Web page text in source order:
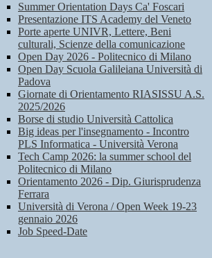
Summer Orientation Days Ca' Foscari
Presentazione ITS Academy del Veneto
Porte aperte UNIVR, Lettere, Beni
culturali, Scienze della comunicazione
Open Day 2026 - Politecnico di Milano
Open Day Scuola Galileiana Università di
Padova
Giornate di Orientamento RIASISSU A.S.
2025/2026
Borse di studio Università Cattolica
Big ideas per l'insegnamento - Incontro
PLS Informatica - Università Verona
Tech Camp 2026: la summer school del
Politecnico di Milano
Orientamento 2026 - Dip. Giurisprudenza
Ferrara
Università di Verona / Open Week 19-23
gennaio 2026
Job Speed-Date